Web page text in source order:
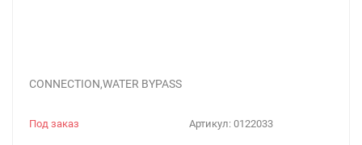
CONNECTION,WATER BYPASS
Артикул: 0122033
Под заказ